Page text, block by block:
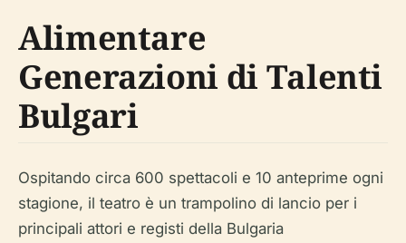
Alimentare
Generazioni di Talenti
Bulgari
Ospitando circa 600 spettacoli e 10 anteprime ogni
stagione, il teatro è un trampolino di lancio per i
principali attori e registi della Bulgaria